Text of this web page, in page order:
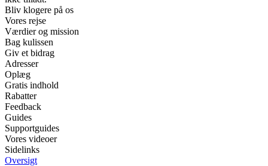
Bliv klogere på os
Vores rejse
Værdier og mission
Bag kulissen
Giv et bidrag
Adresser
Oplæg
Gratis indhold
Rabatter
Feedback
Guides
Supportguides
Vores videoer
Sidelinks
Oversigt